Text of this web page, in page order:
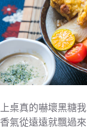
上桌真的嚇壞黑糖
香氣從遠遠就飄過